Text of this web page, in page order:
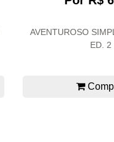
AVENTUROSO
ED. 2